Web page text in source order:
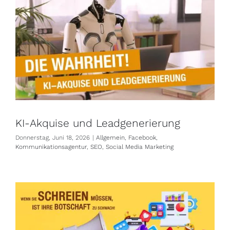
KI-Akquise und Leadgenerierung
Donnerstag, Juni 18, 2026 | Allgemein, Facebook,
Kommunikationsagentur, SEO, Social Media Marketing